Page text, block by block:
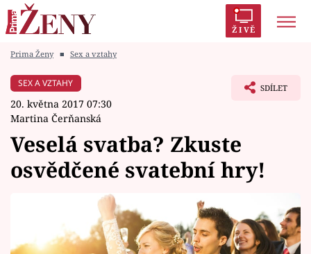
ŽIVĚ
Módní alarm
Témata
Vztahy
Prima Ženy ■ Sex a vztahy
SEX A VZTAHY
20. května 2017 07:30
Martina Čerňanská
SDÍLET
Veselá svatba? Zkuste
osvědčené svatební hry!